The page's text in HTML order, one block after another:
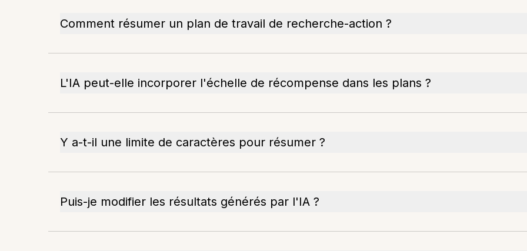
Comment résumer un plan de travail de recherche-action ?
L'IA peut-elle incorporer l'échelle de récompense dans les plans ?
Y a-t-il une limite de caractères pour résumer ?
Puis-je modifier les résultats générés par l'IA ?